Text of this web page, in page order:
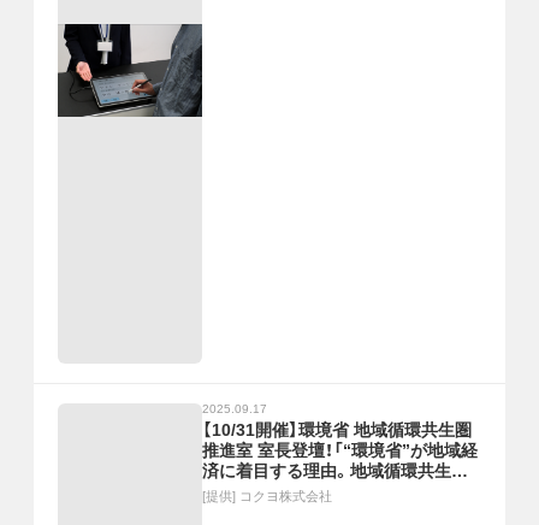
2025.09.17
【10/31開催】環境省 地域循環共生圏
推進室 室長登壇！「“環境省”が地域経
済に着目する理由。地域循環共生圏
とは？」ほか
[提供] コクヨ株式会社